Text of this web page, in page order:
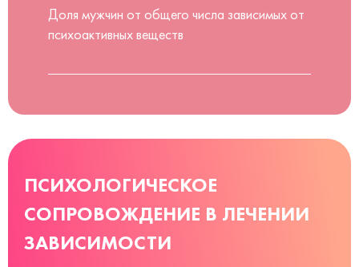
Доля мужчин от общего числа зависимых от
психоактивных веществ
ПСИХОЛОГИЧЕСКОЕ
СОПРОВОЖДЕНИЕ В ЛЕЧЕНИИ
ЗАВИСИМОСТИ